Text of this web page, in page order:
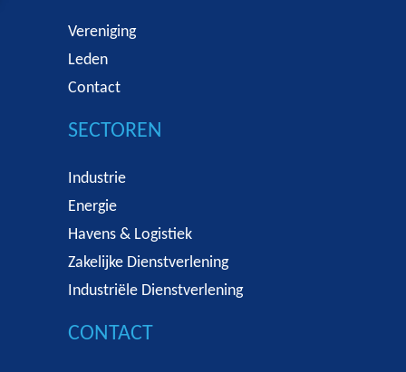
Vereniging
Leden
Contact
SECTOREN
Industrie
Energie
Havens & Logistiek
Zakelijke Dienstverlening
Industriële Dienstverlening
CONTACT